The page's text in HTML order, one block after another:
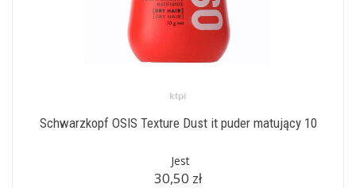
Schwarzkopf OSIS Texture Dust it puder matujący 10
Jest
30,50 zł